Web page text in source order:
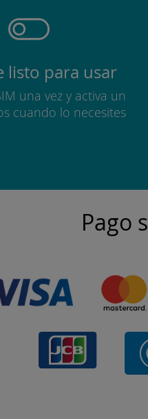
listo para usar
una vez y activa un
cuando lo necesites
Pago